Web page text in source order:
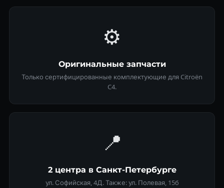
⚙️
Оригинальные запчасти
Только сертифицированные комплектующие для Citroën
C4.
📍
2 центра в Санкт-Петербурге
ул. Софийская, 4Д. Также: ул. Полевая, 15б